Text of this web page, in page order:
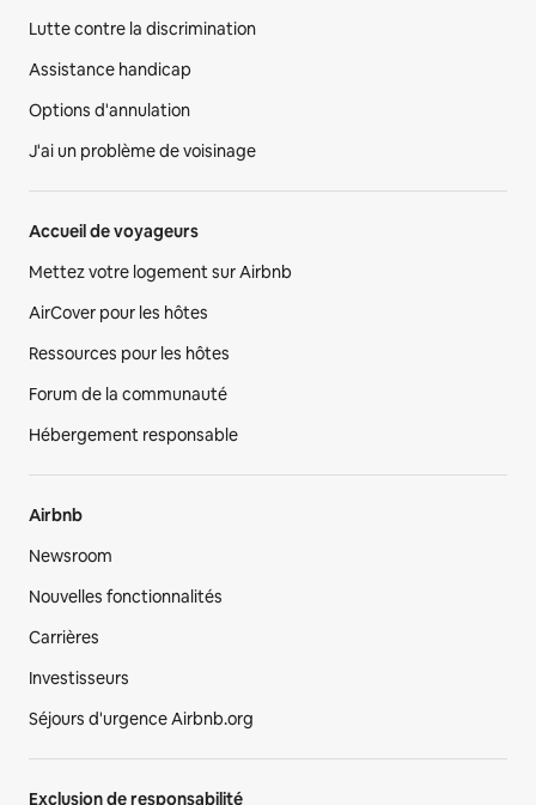
Lutte contre la discrimination
Assistance handicap
Options d'annulation
J'ai un problème de voisinage
Accueil de voyageurs
Mettez votre logement sur Airbnb
AirCover pour les hôtes
Ressources pour les hôtes
Forum de la communauté
Hébergement responsable
Airbnb
Newsroom
Nouvelles fonctionnalités
Carrières
Investisseurs
Séjours d'urgence Airbnb.org
Exclusion de responsabilité